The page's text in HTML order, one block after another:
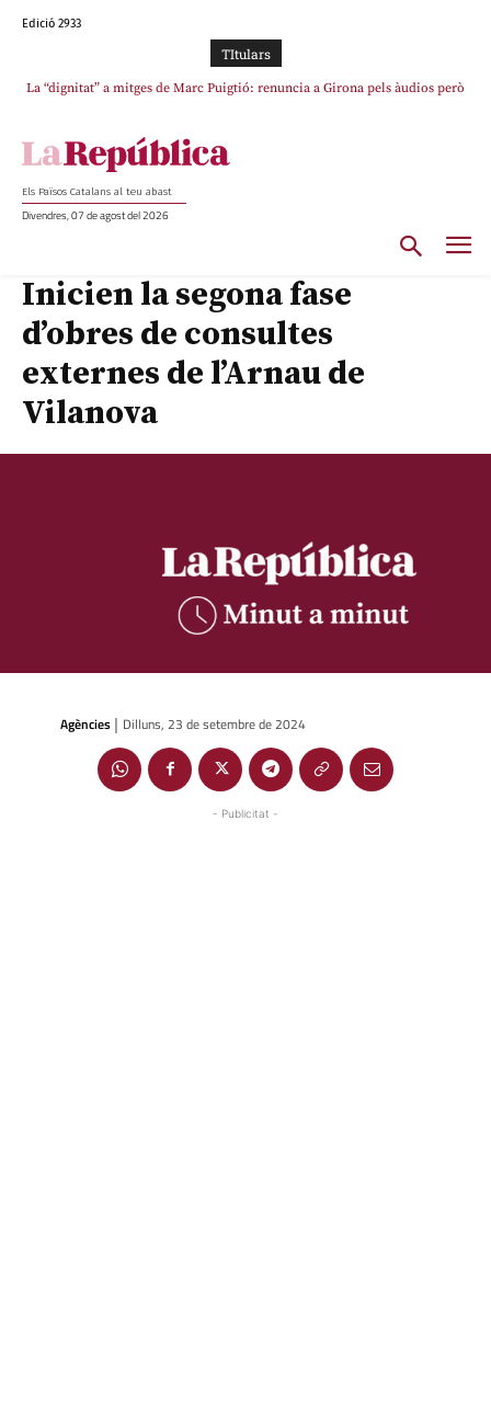
Edició 2933
TItulars
La “dignitat” a mitges de Marc Puigtió: renuncia a Girona pels àudios però
Els Països Catalans al teu abast
Divendres, 07 de agost del 2026
Inicien la segona fase
d’obres de consultes
externes de l’Arnau de
Vilanova
Agències | Dilluns, 23 de setembre de 2024
- Publicitat -